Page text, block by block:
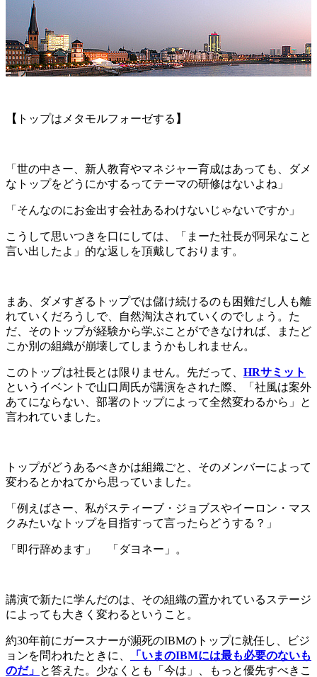
【 トップはメタモルフォーゼする 】
「世の中さー、新人教育やマネジャー育成はあっても、ダメ
なトップをどうにかするってテーマの研修はないよね」
「そんなのにお金出す会社あるわけないじゃないですか」
こうして思いつきを口にしては、「まーた社長が阿呆なこと
言い出したよ」的な返しを頂戴しております。
まあ、ダメすぎるトップでは儲け続けるのも困難だし人も離
れていくだろうしで、自然淘汰されていくのでしょう。た
だ、そのトップが経験から学ぶことができなければ、またど
こか別の組織が崩壊してしまうかもしれません。
このトップは社長とは限りません。先だって、 HRサミット
というイベントで山口周氏が講演をされた際、「社風は案外
あてにならない、部署のトップによって全然変わるから」と
言われていました。
トップがどうあるべきかは組織ごと、そのメンバーによって
変わるとかねてから思っていました。
「例えばさー、私がスティーブ・ジョブスやイーロン・マス
クみたいなトップを目指すって言ったらどうする？」
「即行辞めます」 「ダヨネー」。
講演で新たに学んだのは、その組織の置かれているステージ
によっても大きく変わるということ。
約30年前にガースナーが瀕死のIBMのトップに就任し、ビジ
ョンを問われたときに、
「いまのIBMには最も必要のないも
のだ」 と答えた。少なくとも「今は」、もっと優先すべきこ